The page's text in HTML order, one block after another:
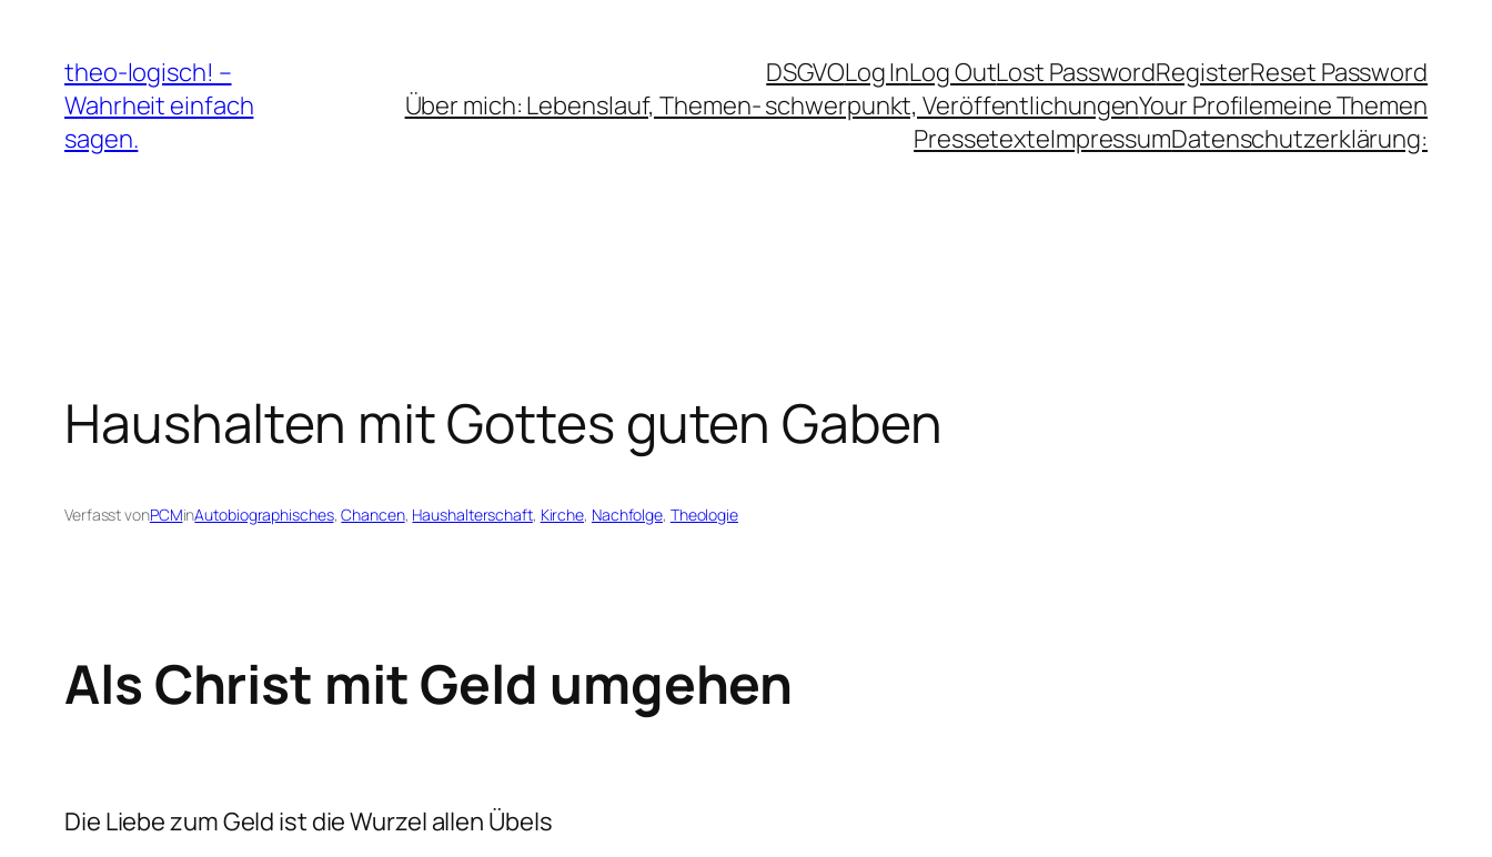
Inhalt
springen
theo-logisch! –
Wahrheit einfach
sagen.
DSGVOLog InLog OutLost PasswordRegisterReset Password
Über mich: Lebenslauf, Themen- schwerpunkt, VeröffentlichungenYour Profilemeine Themen
PressetexteImpressumDatenschutzerklärung:
Haushalten mit Gottes guten Gaben
Verfasst vonPCMinAutobiographisches, Chancen, Haushalterschaft, Kirche, Nachfolge, Theologie
Als Christ mit Geld umgehen
Die Liebe zum Geld ist die Wurzel allen Übels